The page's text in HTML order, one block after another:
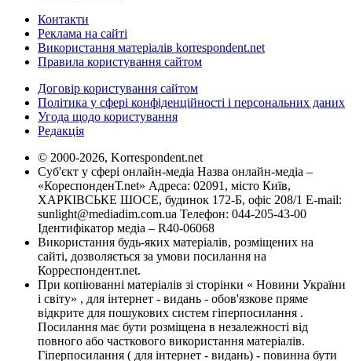
Контакти
Реклама на сайті
Використання матеріалів korrespondent.net
Правила користування сайтом
Договір користування сайтом
Політика у сфері конфіденційності і персональних даних
Угода щодо користування
Редакція
© 2000-2026, Korrespondent.net
Суб'єкт у сфері онлайн-медіа Назва онлайн-медіа –
«КореспонденТ.net» Адреса: 02091, місто Київ,
ХАРКІВСЬКЕ ШОСЕ, будинок 172-Б, офіс 208/1 E-mail:
sunlight@mediadim.com.ua Телефон: 044-205-43-00
Ідентифікатор медіа – R40-06068
Використання будь-яких матеріалів, розміщених на
сайті, дозволяється за умови посилання на
Корреспондент.net.
При копіюванні матеріалів зі сторінки « Новини України
і світу» , для інтернет - видань - обов'язкове пряме
відкрите для пошукових систем гіперпосилання .
Посилання має бути розміщена в незалежності від
повного або часткового використання матеріалів.
Гіперпосилання ( для інтернет - видань) - повинна бути